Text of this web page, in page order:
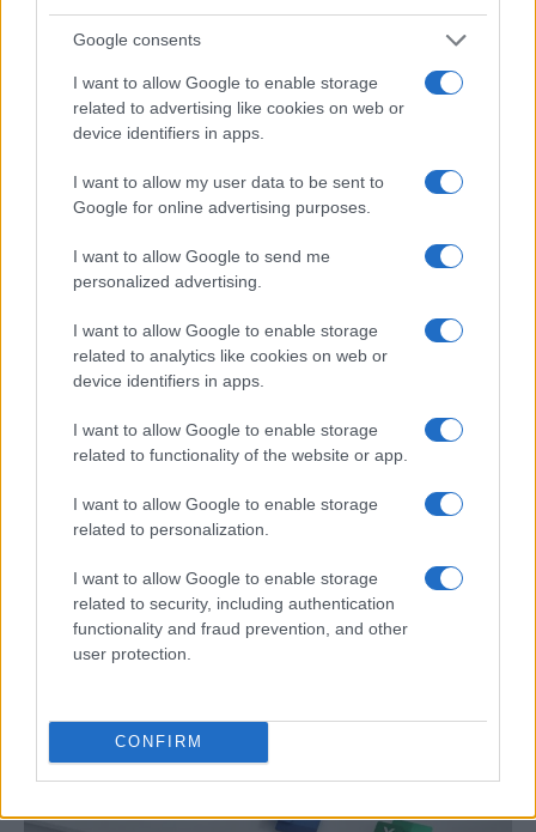
Google consents
I want to allow Google to enable storage
related to advertising like cookies on web or
device identifiers in apps.
I want to allow my user data to be sent to
Google for online advertising purposes.
I want to allow Google to send me
personalized advertising.
I want to allow Google to enable storage
related to analytics like cookies on web or
device identifiers in apps.
I want to allow Google to enable storage
related to functionality of the website or app.
I want to allow Google to enable storage
related to personalization.
I want to allow Google to enable storage
related to security, including authentication
functionality and fraud prevention, and other
user protection.
CONFIRM
Un hombre compra el primer mensaje
SMS de la historia por 107.000 euros
Preview: Marvel Super Hero Squad, más
superhéroes para Nintendo Wii